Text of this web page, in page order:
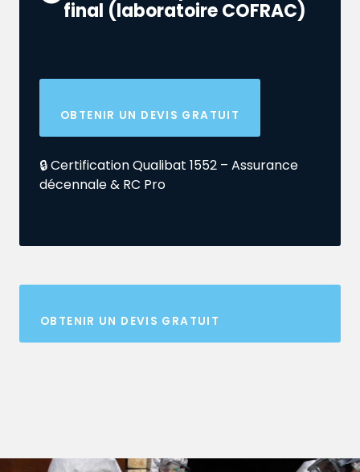
final (laboratoire COFRAC)
OBTENIR UN DEVIS GRATUIT
🔒 Certification Qualibat 1552 – Assurance
décennale & RC Pro
OBTENIR UN DEVIS GRATUIT